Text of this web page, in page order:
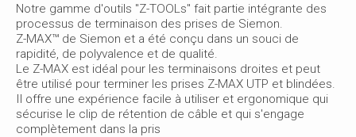
Notre gamme d'outils "Z-TOOLs" fait partie intégrante des
processus de terminaison des prises de Siemon.
Z-MAX™ de Siemon et a été conçu dans un souci de
rapidité, de polyvalence et de qualité.
Le Z-MAX est idéal pour les terminaisons droites et peut
être utilisé pour terminer les prises Z-MAX UTP et blindées.
Il offre une expérience facile à utiliser et ergonomique qui
sécurise le clip de rétention de câble et qui s'engage
complètement dans la pris